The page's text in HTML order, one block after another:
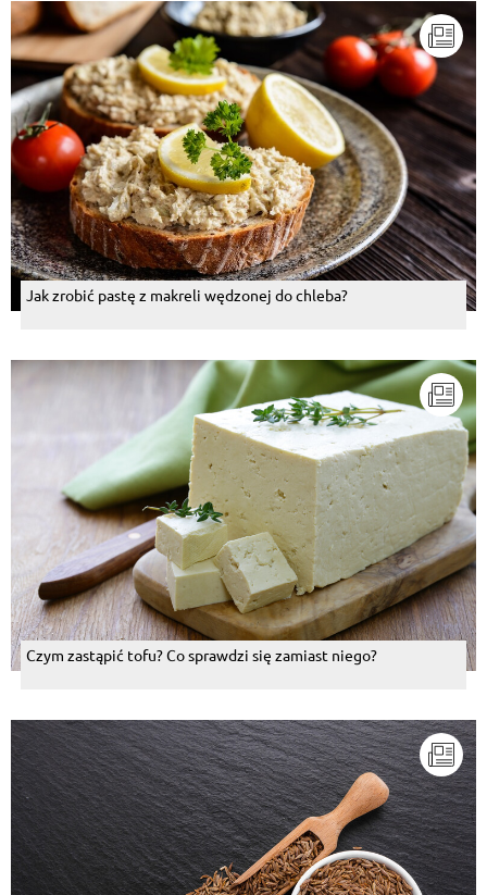
Jak zrobić pastę z makreli wędzonej do chleba?
Czym zastąpić tofu? Co sprawdzi się zamiast niego?